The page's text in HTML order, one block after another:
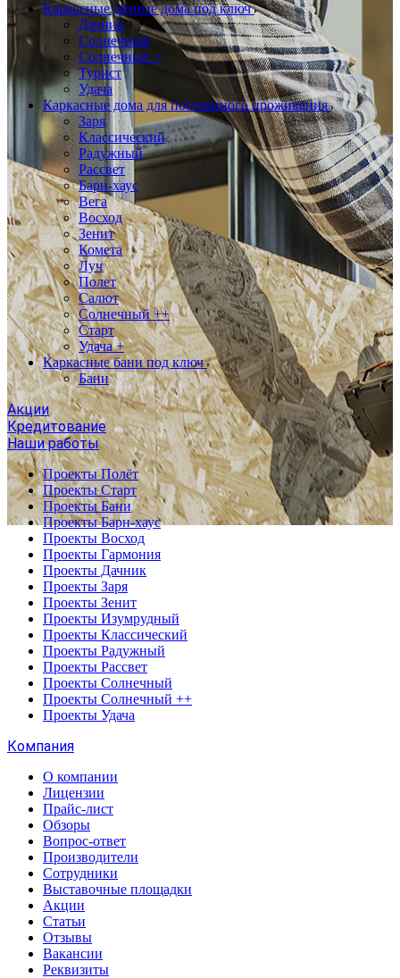
Каркасные дачные дома под ключ
Дачник
Солнечный
Солнечный +
Турист
Удача
Каркасные дома для постоянного проживания
Заря
Классический
Радужный
Рассвет
Барн-хаус
Вега
Восход
Зенит
Комета
Луч
Полет
Салют
Солнечный ++
Старт
Удача +
Каркасные бани под ключ
Бани
Акции
Кредитование
Наши работы
Проекты Полёт
Проекты Старт
Проекты Бани
Проекты Барн-хаус
Проекты Восход
Проекты Гармония
Проекты Дачник
Проекты Заря
Проекты Зенит
Проекты Изумрудный
Проекты Классический
Проекты Радужный
Проекты Рассвет
Проекты Солнечный
Проекты Солнечный ++
Проекты Удача
Компания
О компании
Лицензии
Прайс-лист
Обзоры
Вопрос-ответ
Производители
Сотрудники
Выставочные площадки
Акции
Статьи
Отзывы
Вакансии
Реквизиты